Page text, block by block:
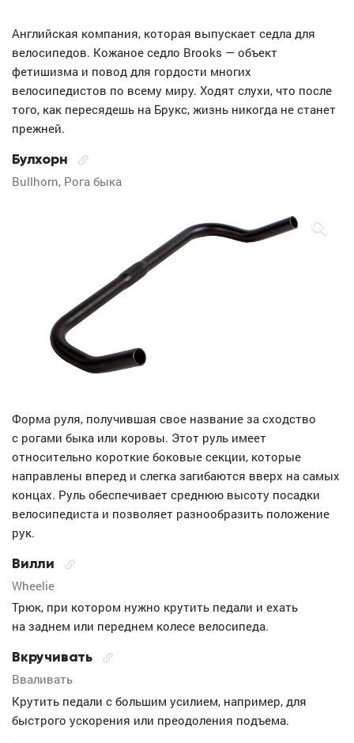
Английская компания, которая выпускает седла для
велосипедов. Кожаное седло Brooks — объект
фетишизма и повод для гордости многих
велосипедистов по всему миру. Ходят слухи, что после
того, как пересядешь на Брукс, жизнь никогда не станет
прежней.
Булхорн
Bullhorn, Рога быка
Форма руля, получившая свое название за сходство
с рогами быка или коровы. Этот руль имеет
относительно короткие боковые секции, которые
направлены вперед и слегка загибаются вверх на самых
концах. Руль обеспечивает среднюю высоту посадки
велосипедиста и позволяет разнообразить положение
рук.
Вилли
Wheelie
Трюк, при котором нужно крутить педали и ехать
на заднем или переднем колесе велосипеда.
Вкручивать
Вваливать
Крутить педали с большим усилием, например, для
быстрого ускорения или преодоления подъема.